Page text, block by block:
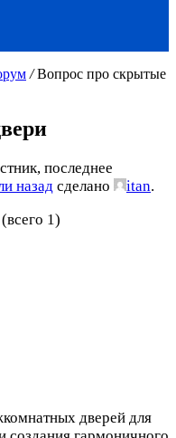
/ Вопрос про скрытые
последнее
назад сделано itan.
1)
дверей для